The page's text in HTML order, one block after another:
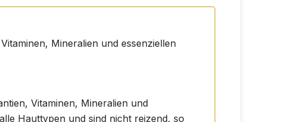
Mineralien und essenziellen
Vitaminen, Mineralien und
Hauttypen und sind nicht reizend, so